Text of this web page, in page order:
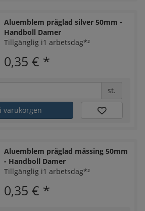
Aluemblem präglad silver 50mm -
Handboll Damer
Tillgänglig i1 arbetsdag*²
0,35 € *
st.
varukorgen
Aluemblem präglad mässing 50mm
- Handboll Damer
Tillgänglig i1 arbetsdag*²
0,35 € *